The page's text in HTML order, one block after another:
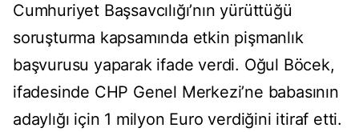
Cumhuriyet Başsavcılığı’nın yürüttüğü
soruşturma kapsamında etkin pişmanlık
başvurusu yaparak ifade verdi. Oğul Böcek,
ifadesinde CHP Genel Merkezi’ne babasının
adaylığı için 1 milyon Euro verdiğini itiraf etti.